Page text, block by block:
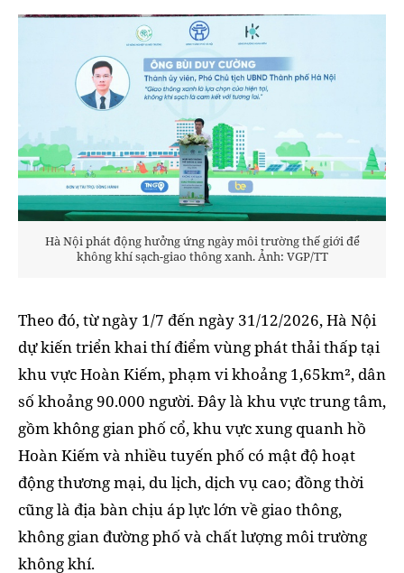
Hà Nội phát động hưởng ứng ngày môi trường thế giới để
không khí sạch-giao thông xanh. Ảnh: VGP/TT
Theo đó, từ ngày 1/7 đến ngày 31/12/2026, Hà Nội
dự kiến triển khai thí điểm vùng phát thải thấp tại
khu vực Hoàn Kiếm, phạm vi khoảng 1,65km², dân
số khoảng 90.000 người. Đây là khu vực trung tâm,
gồm không gian phố cổ, khu vực xung quanh hồ
Hoàn Kiếm và nhiều tuyến phố có mật độ hoạt
động thương mại, du lịch, dịch vụ cao; đồng thời
cũng là địa bàn chịu áp lực lớn về giao thông,
không gian đường phố và chất lượng môi trường
không khí.